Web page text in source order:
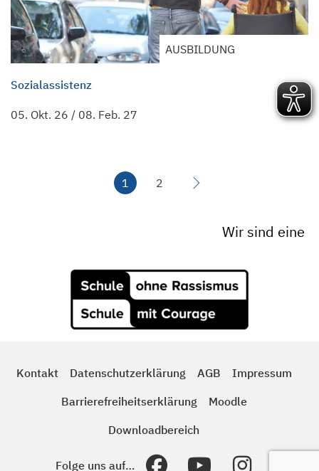
AUSBILDUNG
Sozialassistenz
05. Okt. 26 / 08. Feb. 27
Seitennummerierung
1 2
Wir sind eine
Kontakt Datenschutzerklärung AGB
Impressum
Barrierefreiheitserklärung
Moodle
Downloadbereich
Folge uns auf…